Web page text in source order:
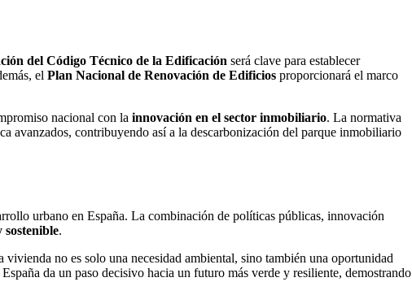
del Código Técnico de la Edificación será clave para establecer
elPlan Nacional de Renovación de Edificios proporcionará el marco
nacional con lainnovación en el sector inmobiliario. La normativa
avanzados, contribuyendo así a la descarbonización del parque inmobiliario
urbano en España. La combinación de políticas públicas, innovación
sostenible.
no es solo una necesidad ambiental, sino también una oportunidad
da un paso decisivo hacia un futuro más verde y resiliente, demostrando